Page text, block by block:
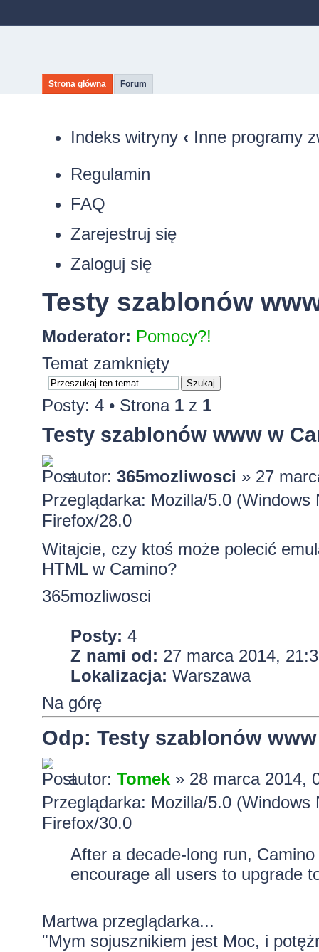
Strona główna Forum
Indeks witryny ‹ Inne programy
Regulamin
FAQ
Zarejestruj się
Zaloguj się
Testy szablonów
Moderator: Pomocy?!
Temat zamknięty
Posty: 4 • Strona 1z 1
Testy szablonów www w
autor: 365mozliwosci » 27
Przeglądarka: Mozilla/5.0
Firefox/28.0
Witajcie, czy ktoś może polecić
HTML w Camino?
365mozliwosci
Posty: 4
Z nami od: 27 marca 2014,
Lokalizacja: Warszawa
Na górę
Odp: Testy szablonów
autor: Tomek» 28 marca 2014,
Przeglądarka: Mozilla/5.0
Firefox/30.0
After a decade-long run,
encourage all users to upgrade
Martwa przeglądarka...
"Mym sojusznikiem jest Moc, i